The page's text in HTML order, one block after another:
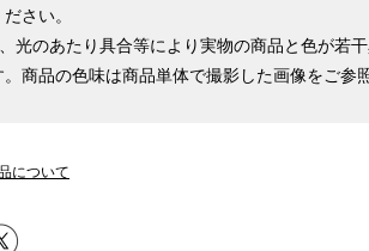
さい。
光のあたり具合等により実物の商品と色が若
商品の色味は商品単体で撮影した画像をご参
について